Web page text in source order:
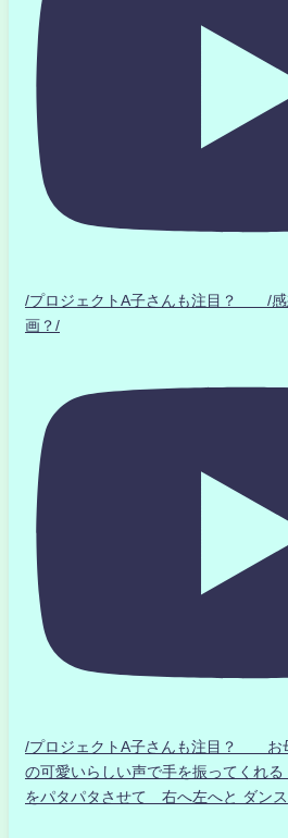
/プロジェクトA子さんも注目？ /感
画？/
/プロジェクトA子さんも注目？ お
の可愛いらしい声で手を振ってくれ
をパタパタさせて 右へ左へと ダンス